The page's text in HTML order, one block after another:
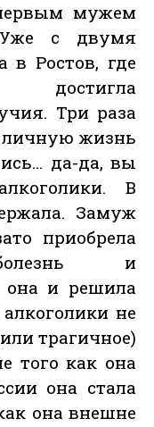
мужем
Уже с двумя
в Ростов, где
достигла
Три раза
личную жизнь
да-да, вы
В
Замуж
приобрела
болезнь и
она и решила
не
трагичное)
того как она
она стала
она внешне